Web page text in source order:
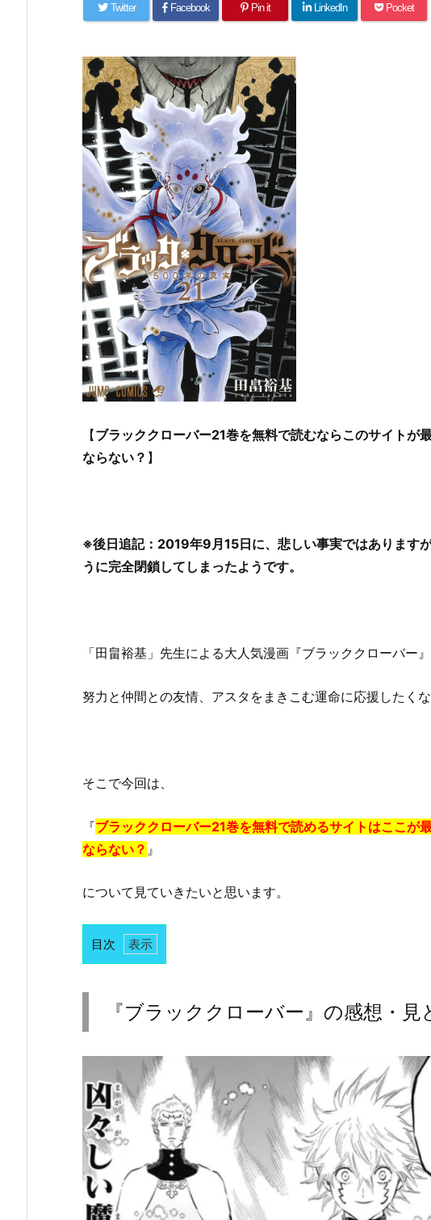
Twitter Facebook Pin it LinkedIn Pocket
【ブラッククローバー21巻を無料で読むならこのサイトが
ならない？ 】
※後日追記：2019年9月15日に、悲しい事実ではあります
うに完全閉鎖してしまったようです。
「田畠裕基」先生による大人気漫画『ブラッククローバー』
努力と仲間との友情、アスタをまきこむ運命に応援したく
そこで今回は、
『ブラッククローバー21巻を無料で読めるサイトはここが
ならない？ 』
について見ていきたいと思います。
目次
1.
ロ
ー
バ
ー』
の
感
想・
『ブラッククローバー』の感想・見